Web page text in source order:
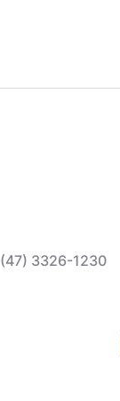
(47) 3326-1230